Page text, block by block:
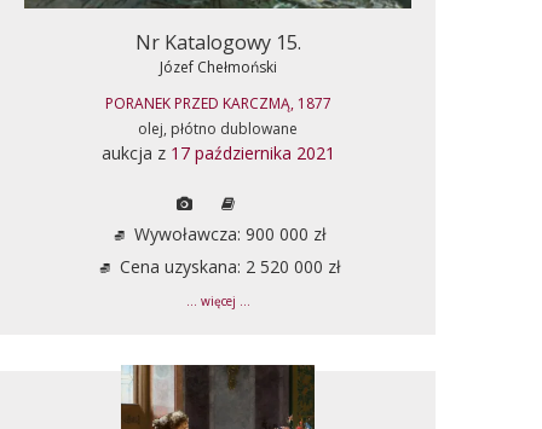
Nr Katalogowy 15.
Józef Chełmoński
PORANEK PRZED KARCZMĄ, 1877
olej, płótno dublowane
aukcja z 17 października 2021
Wywoławcza: 900 000 zł
Cena uzyskana: 2 520 000 zł
... więcej ...